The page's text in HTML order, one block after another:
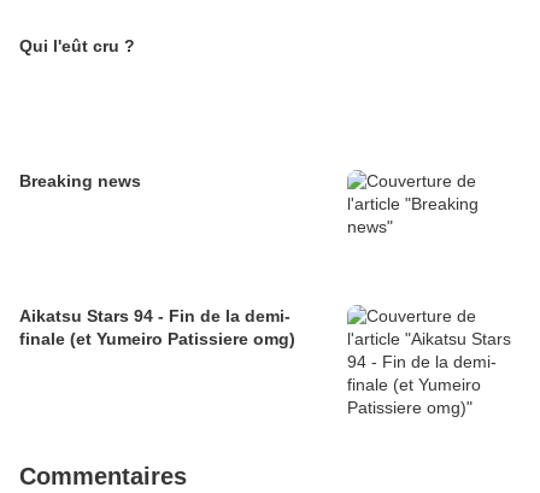
Qui l'eût cru ?
Breaking news
Aikatsu Stars 94 - Fin de la demi-
finale (et Yumeiro Patissiere omg)
Commentaires